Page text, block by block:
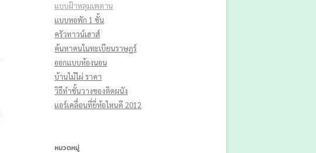
แบบฝ้าหลุมเพดาน
แบบหอพัก 1 ชั้น
ครัวทาวน์เฮาส์
ค้นหาคนในทะเบียนราษฎร์
ออกแบบห้องนอน
บ้านไม้ไผ่ ราคา
วิธีทําชั้นวางของติดผนัง
แอร์เคลื่อนที่ยี่ห้อไหนดี 2012
หมวดหมู่